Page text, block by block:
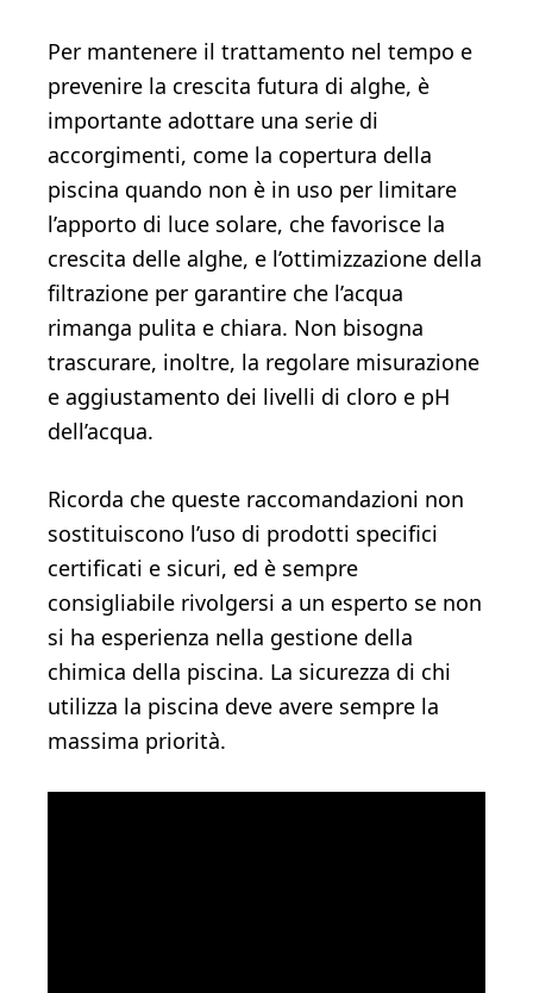
Per mantenere il trattamento nel tempo e
prevenire la crescita futura di alghe, è
importante adottare una serie di
accorgimenti, come la copertura della
piscina quando non è in uso per limitare
l’apporto di luce solare, che favorisce la
crescita delle alghe, e l’ottimizzazione della
filtrazione per garantire che l’acqua
rimanga pulita e chiara. Non bisogna
trascurare, inoltre, la regolare misurazione
e aggiustamento dei livelli di cloro e pH
dell’acqua.
Ricorda che queste raccomandazioni non
sostituiscono l’uso di prodotti specifici
certificati e sicuri, ed è sempre
consigliabile rivolgersi a un esperto se non
si ha esperienza nella gestione della
chimica della piscina. La sicurezza di chi
utilizza la piscina deve avere sempre la
massima priorità.